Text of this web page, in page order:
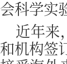
会科学实
近年来
和机构签